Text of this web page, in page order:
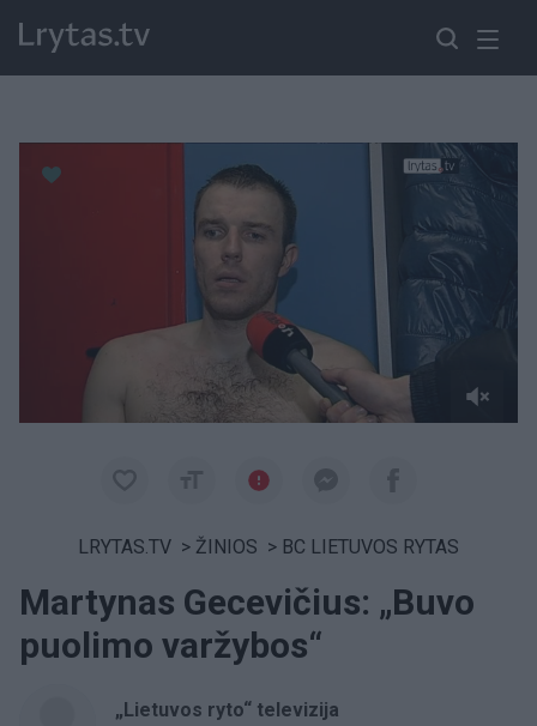
LRYTAS.TV > ŽINIOS > BC LIETUVOS RYTAS
Martynas Gecevičius: „Buvo
puolimo varžybos“
„Lietuvos ryto“ televizija